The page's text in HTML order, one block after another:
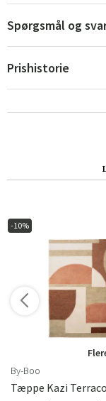
Spørgsmål og
Prishistorie
-10%
By-Boo